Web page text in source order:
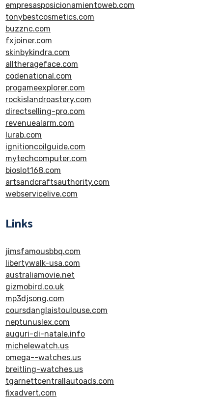
empresasposicionamientoweb.com
tonybestcosmetics.com
buzznc.com
fxjoiner.com
skinbykindra.com
alltherageface.com
codenational.com
progameexplorer.com
rockislandroastery.com
directselling-pro.com
revenuealarm.com
lurab.com
ignitioncoilguide.com
mytechcomputer.com
bioslot168.com
artsandcraftsauthority.com
webservicelive.com
Links
jimsfamousbbq.com
libertywalk-usa.com
australiamovie.net
gizmobird.co.uk
mp3djsong.com
coursdanglaistoulouse.com
neptunuslex.com
auguri-di-natale.info
michelewatch.us
omega--watches.us
breitling-watches.us
tgarnettcentrallautoads.com
fixadvert.com